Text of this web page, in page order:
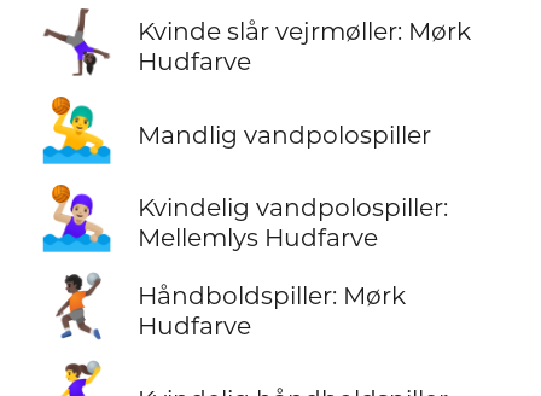
🤸🏿‍♀️
Kvinde slår vejrmøller: Mørk
Hudfarve
🤽‍♂️ Mandlig vandpolospiller
🤽🏼‍♀️
Kvindelig vandpolospiller:
Mellemlys Hudfarve
🤾🏿
Håndboldspiller: Mørk
Hudfarve